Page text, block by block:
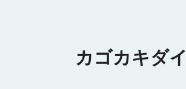
カゴカキダイ